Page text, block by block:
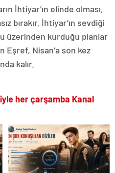
İhtiyar’ın elinde olması,
bırakır. İhtiyar’ın sevdiği
üzerinden kurduğu planlar
Eşref, Nisan’a son kez
kalır.
her çarşamba Kanal